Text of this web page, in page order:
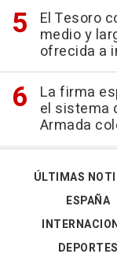
El Tesoro
medio y
ofrecida a
La firma
el sistema
Armada
ÚLTIMAS
ESPAÑA
DEPORTES